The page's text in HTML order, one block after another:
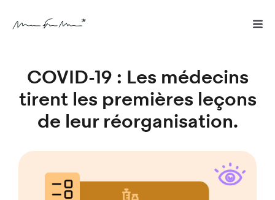
COVID-19 : Les médecins
tirent les premières leçons
de leur réorganisation.